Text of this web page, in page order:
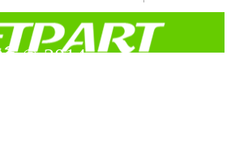
© 2014